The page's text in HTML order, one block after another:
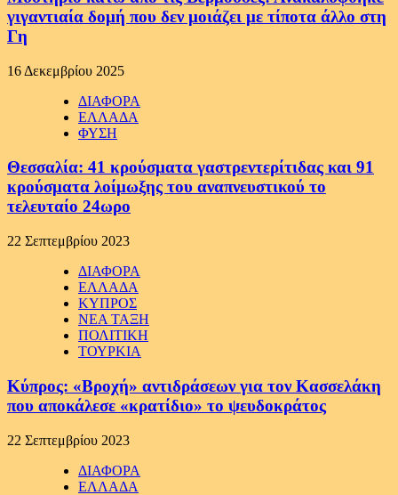
γιγαντιαία δομή που δεν μοιάζει με τίποτα άλλο στη
Γη
16 Δεκεμβρίου 2025
ΔΙΑΦΟΡΑ
ΕΛΛΑΔΑ
ΦΥΣΗ
Θεσσαλία: 41 κρούσματα γαστρεντερίτιδας και 91
κρούσματα λοίμωξης του αναπνευστικού το
τελευταίο 24ωρο
22 Σεπτεμβρίου 2023
ΔΙΑΦΟΡΑ
ΕΛΛΑΔΑ
ΚΥΠΡΟΣ
ΝΕΑ ΤΑΞΗ
ΠΟΛΙΤΙΚΗ
ΤΟΥΡΚΙΑ
Κύπρος: «Βροχή» αντιδράσεων για τον Κασσελάκη
που αποκάλεσε «κρατίδιο» το ψευδοκράτος
22 Σεπτεμβρίου 2023
ΔΙΑΦΟΡΑ
ΕΛΛΑΔΑ